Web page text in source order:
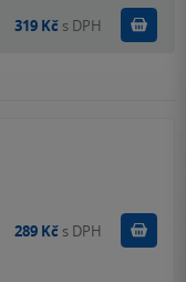
319 Kč s DPH
289 Kč s DPH Koupit